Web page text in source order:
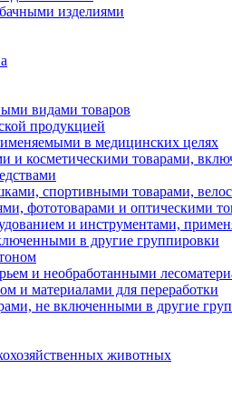
изделиями
видами товаров
продукцией
в медицинских целях
и косметическими товарами,
спортивными товарами,
фототоварами и оптическими
и инструментами,
в другие группировки
и необработанными
и материалами для переработки
не включенными в другие
животных